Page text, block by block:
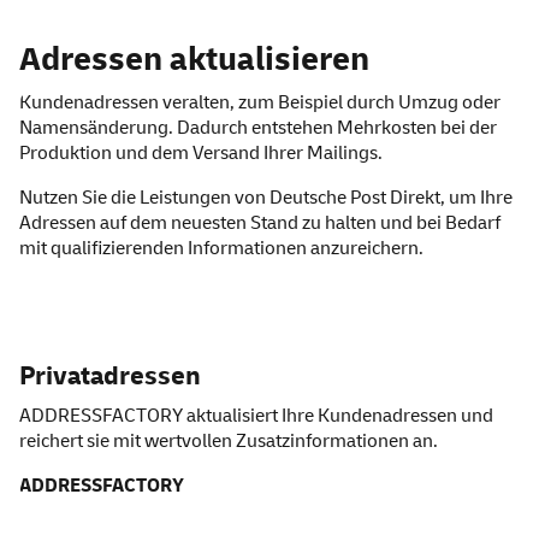
Adressen aktualisieren
Kundenadressen veralten, zum Beispiel durch Umzug oder
Namensänderung. Dadurch entstehen Mehrkosten bei der
Produktion und dem Versand Ihrer Mailings.
Nutzen Sie die Leistungen von Deutsche Post Direkt, um Ihre
Adressen auf dem neuesten Stand zu halten und bei Bedarf
mit qualifizierenden Informationen anzureichern.
Privatadressen
ADDRESSFACTORY aktualisiert Ihre Kundenadressen und
reichert sie mit wertvollen Zusatzinformationen an.
ADDRESSFACTORY